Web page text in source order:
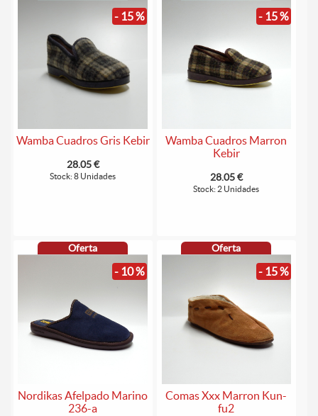
- 15 %
Wamba Cuadros Gris Kebir
28.05 €
Stock: 8 Unidades
- 15 %
Wamba Cuadros Marron
Kebir
28.05 €
Stock: 2 Unidades
Oferta
- 10 %
Nordikas Afelpado Marino
236-a
Oferta
- 15 %
Comas Xxx Marron Kun-
fu2